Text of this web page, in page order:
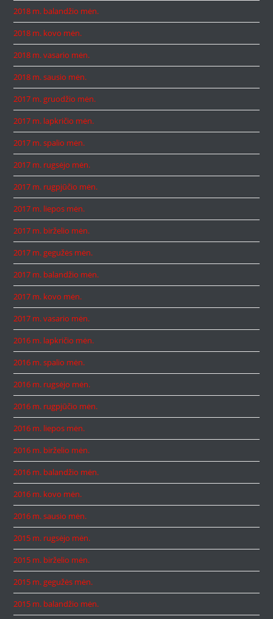
2018 m. balandžio mėn.
2018 m. kovo mėn.
2018 m. vasario mėn.
2018 m. sausio mėn.
2017 m. gruodžio mėn.
2017 m. lapkričio mėn.
2017 m. spalio mėn.
2017 m. rugsėjo mėn.
2017 m. rugpjūčio mėn.
2017 m. liepos mėn.
2017 m. birželio mėn.
2017 m. gegužės mėn.
2017 m. balandžio mėn.
2017 m. kovo mėn.
2017 m. vasario mėn.
2016 m. lapkričio mėn.
2016 m. spalio mėn.
2016 m. rugsėjo mėn.
2016 m. rugpjūčio mėn.
2016 m. liepos mėn.
2016 m. birželio mėn.
2016 m. balandžio mėn.
2016 m. kovo mėn.
2016 m. sausio mėn.
2015 m. rugsėjo mėn.
2015 m. birželio mėn.
2015 m. gegužės mėn.
2015 m. balandžio mėn.